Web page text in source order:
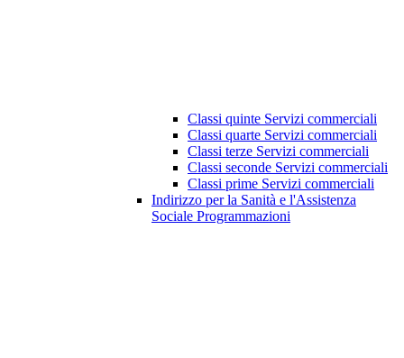
Classi quinte Servizi commerciali
Classi quarte Servizi commerciali
Classi terze Servizi commerciali
Classi seconde Servizi commerciali
Classi prime Servizi commerciali
Indirizzo per la Sanità e l'Assistenza
Sociale Programmazioni